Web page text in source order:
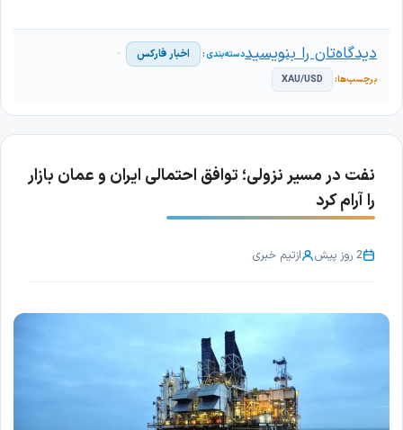
اخبار فارکس
XAU/USD
دیدگاه‌تان را بنویسید
نفت در مسیر نزولی؛ توافق احتمالی ایران و عمان بازار
را آرام کرد
2 روز پیش ازتیم خبری